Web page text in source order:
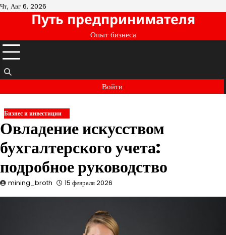
Перейти
содержимому
Чт, Авг 6, 2026
Путь предпринимателя
Опыт бизнеса
Войти
Бизнес и инвестиции
Овладение искусством
бухгалтерского учета:
подробное руководство
mining_broth 15 февраля 2026